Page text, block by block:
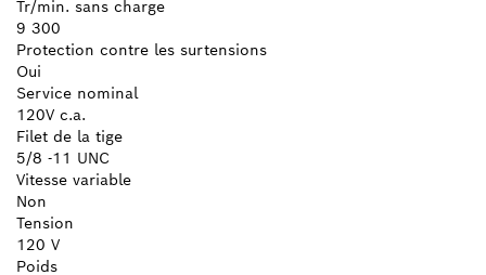
Tr/min. sans charge
9 300
Protection contre les surtensions
Oui
Service nominal
120V c.a.
Filet de la tige
5/8 -11 UNC
Vitesse variable
Non
Tension
120 V
Poids